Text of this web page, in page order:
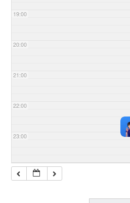
19:00
20:00
21:00
22:00
23:00